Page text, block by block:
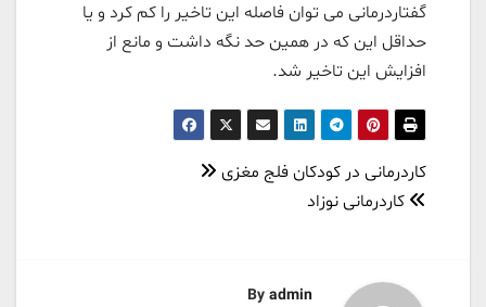
گفتاردرمانی می توان فاصله این تاخیر را کم کرد و یا
حداقل این که در همین حد نگه داشت و مانع از
افزایش این تاخیر شد.
راهبری
نوشته
کاردرمانی در کودکان فلج مغزی
کاردرمانی نوزاد
By admin